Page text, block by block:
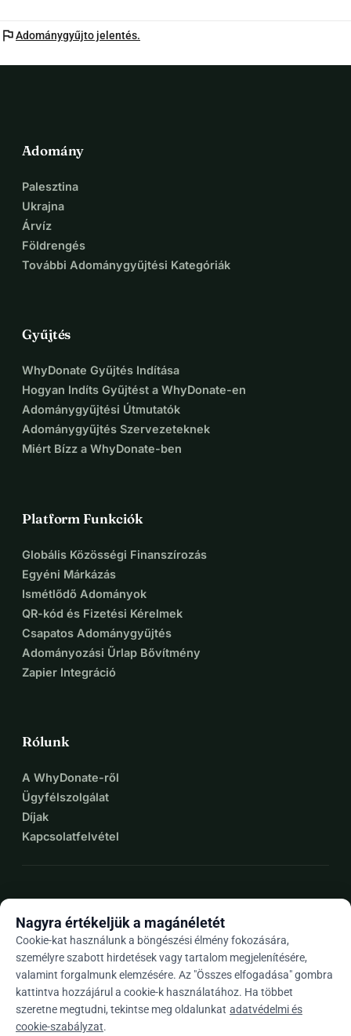
flagAdománygyűjto jelentés.
Adomány
Palesztina
Ukrajna
Árvíz
Földrengés
További Adománygyűjtési Kategóriák
Gyűjtés
WhyDonate Gyűjtés Indítása
Hogyan Indíts Gyűjtést a WhyDonate-en
Adománygyűjtési Útmutatók
Adománygyűjtés Szervezeteknek
Miért Bízz a WhyDonate-ben
Platform Funkciók
Globális Közösségi Finanszírozás
Egyéni Márkázás
Ismétlődő Adományok
QR-kód és Fizetési Kérelmek
Csapatos Adománygyűjtés
Adományozási Űrlap Bővítmény
Zapier Integráció
Rólunk
A WhyDonate-ről
Ügyfélszolgálat
Díjak
Kapcsolatfelvétel
Huarrow_drop_down
★★★★★4,9 / 5 több mint 500 értékelés alapján
Nagyra értékeljük a magánéletét
Cookie-kat használunk a böngészési élmény fokozására,
személyre szabott hirdetések vagy tartalom megjelenítésére,
valamint forgalmunk elemzésére. Az "Összes elfogadása" gombra
kattintva hozzájárul a cookie-k használatához. Ha többet
szeretne megtudni, tekintse meg oldalunkat adatvédelmi és
cookie-szabályzat.